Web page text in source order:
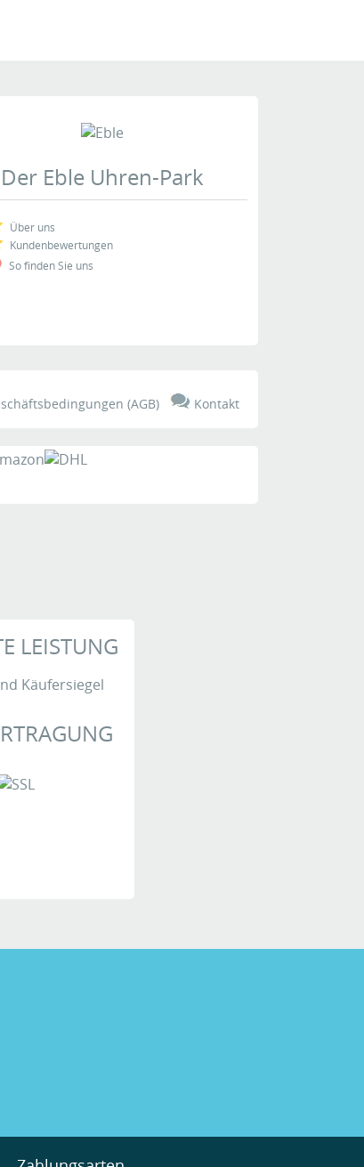
Der Eble Uhren-Park
Über uns
Kundenbewertungen
So finden Sie uns
(AGB) Kontakt
LEISTUNG